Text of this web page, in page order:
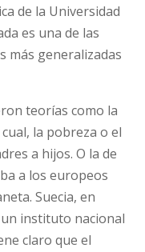
de la Universidad
es una de las
más generalizadas
teorías como la
la pobreza o el
a hijos. O la de
a los europeos
Suecia, en
instituto nacional
claro que el